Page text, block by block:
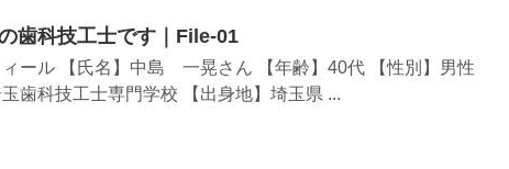
歯科技工士です｜File-01
ール 【氏名】中島 一晃さん 【年齢】40代 【性別】男性
玉歯科技工士専門学校 【出身地】埼玉県 ...